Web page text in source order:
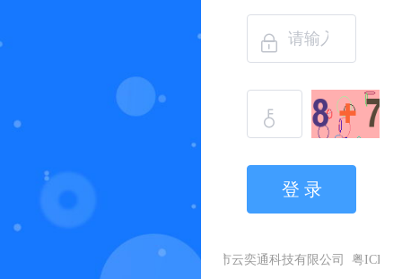
登 录
技术支持：广州市云奕通科技有限公司 粤ICP备